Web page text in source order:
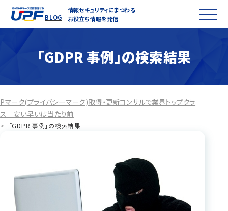
BLOG
情報セキュリティにまつわる
お役立ち情報を発信
「GDPR 事例」の検索結果
Pマーク(プライバシーマーク)取得・更新コンサルで業界トップクラ
ス 安い早いは当たり前
> 「GDPR 事例」の検索結果